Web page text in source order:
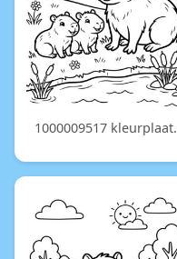
1000009517 kleurplaat.